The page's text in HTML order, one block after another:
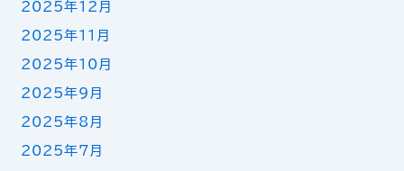
2025年12月
2025年11月
2025年10月
2025年9月
2025年8月
2025年7月